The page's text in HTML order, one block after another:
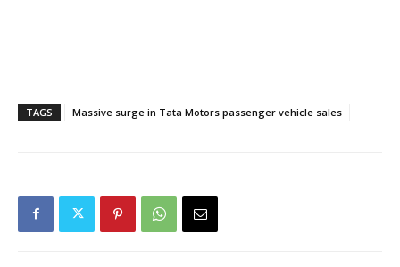
TAGS Massive surge in Tata Motors passenger vehicle sales